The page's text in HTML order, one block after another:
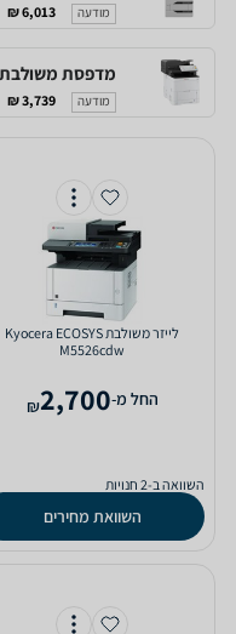
מודעה 6,013 ₪
מודעה 3,739 ₪
‏לייזר ‏משולבת Kyocera ECOSYS
M5526cdw
‫החל מ-2,700
₪
השוואה ב-2 חנויות
השוואת מחירים